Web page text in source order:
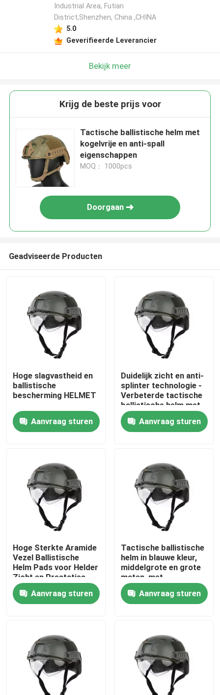
Thuis
Video's
Over ons
Fabriekstocht
Kwaliteitscontrole
Nieuws
Militaire Tactische Slijtage
Militair tactisch kogelvrij vest
Industrial Area, Futian
District,Shenzhen, China ,CHINA
5.0
Geverifieerde Leverancier
Bekijk meer
Krijg de beste prijs voor
Tactische ballistische helm met
kogelvrije en anti-spall
eigenschappen
MOQ： 1000pcs
Doorgaan
Geadviseerde Producten
Hoge slagvastheid en
ballistische
bescherming HELMET
Aanvraag sturen
Duidelijk zicht en anti-
splinter technologie -
Verbeterde tactische
ballistische helm met
ventilatie
Aanvraag sturen
Hoge Sterkte Aramide
Vezel Ballistische
Helm Pads voor Helder
Zicht en Prestaties
Aanvraag sturen
Tactische ballistische
helm in blauwe kleur,
middelgrote en grote
maten, met
waterdichte
eigenschap
Aanvraag sturen